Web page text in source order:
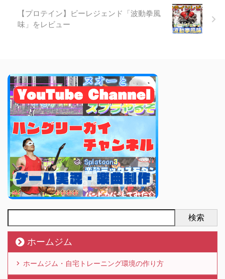
【プロテイン】ビーレジェンド「波動拳風
味」をレビュー
検索
ホームジム
ホームジム・自宅トレーニング環境の作り方